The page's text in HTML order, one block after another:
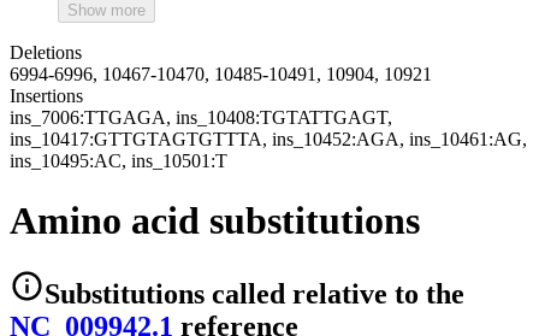
Show more
Deletions
6994-6996, 10467-10470, 10485-10491, 10904, 10921
Insertions
ins_7006:TTGAGA, ins_10408:TGTATTGAGT,
ins_10417:GTTGTAGTGTTTA, ins_10452:AGA, ins_10461:AG,
ins_10495:AC, ins_10501:T
Amino acid substitutions
Substitutions called relative to the
NC_009942.1 reference